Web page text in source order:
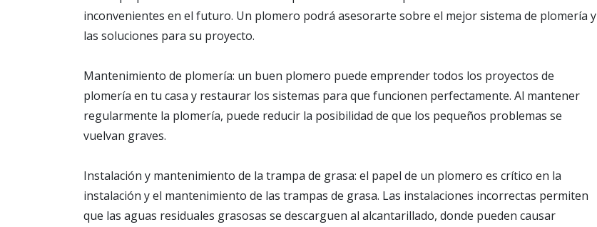
inconvenientes en el futuro. Un plomero podrá asesorarte sobre el mejor sistema de plomería y
las soluciones para su proyecto.
Mantenimiento de plomería: un buen plomero puede emprender todos los proyectos de
plomería en tu casa y restaurar los sistemas para que funcionen perfectamente. Al mantener
regularmente la plomería, puede reducir la posibilidad de que los pequeños problemas se
vuelvan graves.
Instalación y mantenimiento de la trampa de grasa: el papel de un plomero es crítico en la
instalación y el mantenimiento de las trampas de grasa. Las instalaciones incorrectas permiten
que las aguas residuales grasosas se descarguen al alcantarillado, donde pueden causar